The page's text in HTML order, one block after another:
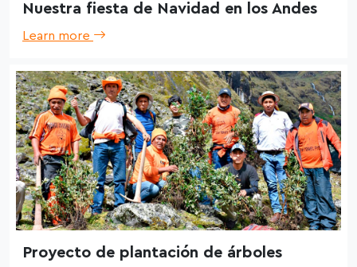
Nuestra fiesta de Navidad en los Andes
Learn more
Proyecto de plantación de árboles